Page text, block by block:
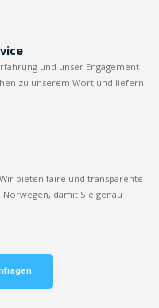
und unser Engagement
zu unserem Wort und liefern
bieten faire und transparente
damit Sie genau